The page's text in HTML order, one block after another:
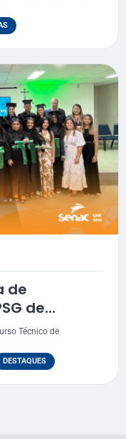
de
de
do Senac
Técnico de
DESTAQUES